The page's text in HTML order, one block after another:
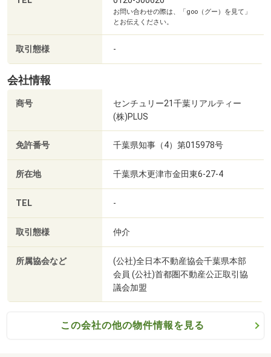
住宅ローンの支払いはどの位になるのか知りたい？自分達
の年収からどの位の家が買えるのか知りたい？他の借入・
ローンがあり住宅ローンが借りられるか心配などなど？弊
社には有資格者の住宅ローンアドバイザーおります。適確
談いただき、資金面の不安を解決して下さい。
お問い合わせの際は、「goo（グー）を見て」
とお伝えください。
取引態様 -
会社情報
商号
センチュリー21千葉リアルティー
(株)PLUS
免許番号 千葉県知事（4）第015978号
所在地 千葉県木更津市金田東6-27-4
TEL -
取引態様 仲介
所属協会など
(公社)全日本不動産協会千葉県本部
会員 (公社)首都圏不動産公正取引協
議会加盟
この会社の他の物件情報を見る